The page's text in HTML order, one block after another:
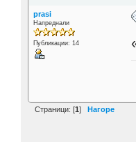
prasi
Напреднали
Публикации: 14
Страници: [1] Нагоре